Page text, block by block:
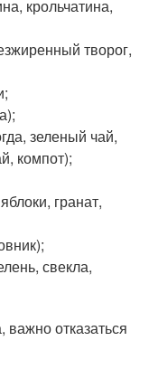
крольчатина,
творог,
зеленый чай,
компот);
гранат,
свекла,
отказаться